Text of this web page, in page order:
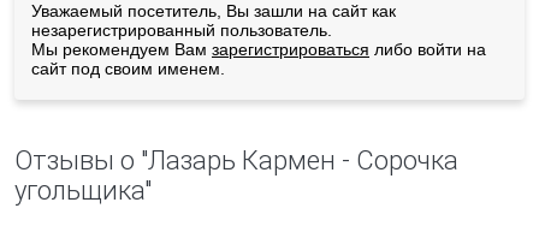
Уважаемый посетитель, Вы зашли на сайт как
незарегистрированный пользователь.
Мы рекомендуем Вам зарегистрироваться либо войти на
сайт под своим именем.
Отзывы о "Лазарь Кармен - Сорочка
угольщика"